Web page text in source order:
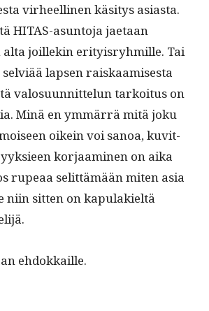
virheelli­nen käsi­tys asi­as­ta.
HITAS-asun­to­ja jae­taan
joillekin eri­ty­is­ryh­mille. Tai
selviää lapsen raiskaamis­es­ta
val­o­su­un­nit­telun tarkoi­tus on
Minä en ymmär­rä mitä joku
oikein voi sanoa, kuvit­
kor­jaami­nen on aika
rupeaa selit­tämään miten asia
niin sit­ten on kapu­lakieltä
ehdokkaille.